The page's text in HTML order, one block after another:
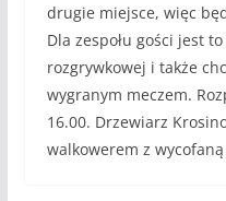
drugie miejsce, więc
Dla zespołu gości jest
rozgrywkowej i także
wygranym meczem.
16.00. Drzewiarz
walkowerem z